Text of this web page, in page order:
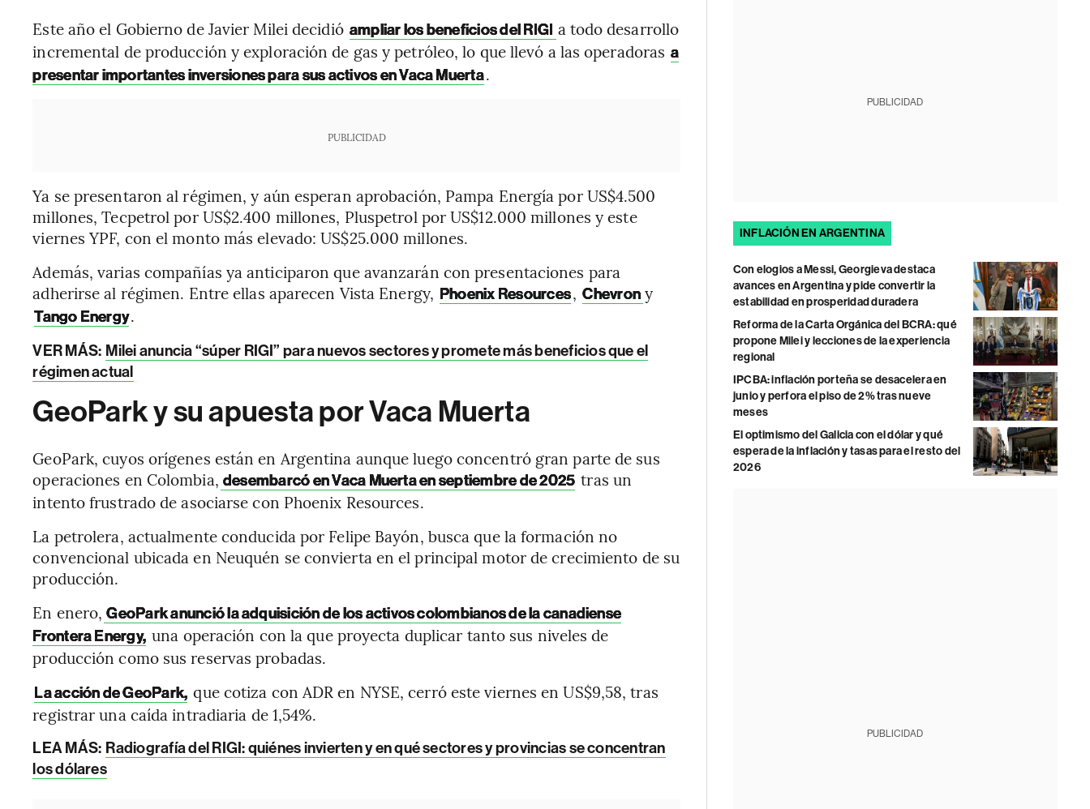
Este año el Gobierno de Javier Milei decidió ampliar los beneficios del RIGI a todo desarrollo
incremental de producción y exploración de gas y petróleo, lo que llevó a las operadoras a
presentar importantes inversiones para sus activos en Vaca Muerta.
PUBLICIDAD
Ya se presentaron al régimen, y aún esperan aprobación, Pampa Energía por US$4.500
millones, Tecpetrol por US$2.400 millones, Pluspetrol por US$12.000 millones y este
viernes YPF, con el monto más elevado: US$25.000 millones.
Además, varias compañías ya anticiparon que avanzarán con presentaciones para
adherirse al régimen. Entre ellas aparecen Vista Energy, Phoenix Resources, Chevron y
Tango Energy.
VER MÁS: Milei anuncia “súper RIGI” para nuevos sectores y promete más beneficios que el
régimen actual
GeoPark y su apuesta por Vaca Muerta
GeoPark, cuyos orígenes están en Argentina aunque luego concentró gran parte de sus
operaciones en Colombia, desembarcó en Vaca Muerta en septiembre de 2025 tras un
intento frustrado de asociarse con Phoenix Resources.
La petrolera, actualmente conducida por Felipe Bayón, busca que la formación no
convencional ubicada en Neuquén se convierta en el principal motor de crecimiento de su
producción.
En enero, GeoPark anunció la adquisición de los activos colombianos de la canadiense
Frontera Energy, una operación con la que proyecta duplicar tanto sus niveles de
producción como sus reservas probadas.
La acción de GeoPark, que cotiza con ADR en NYSE, cerró este viernes en US$9,58, tras
registrar una caída intradiaria de 1,54%.
LEA MÁS: Radiografía del RIGI: quiénes invierten y en qué sectores y provincias se concentran
los dólares
PUBLICIDAD
INFLACIÓN EN ARGENTINA
Con elogios a Messi, Georgieva destaca
avances en Argentina y pide convertir la
estabilidad en prosperidad duradera
Reforma de la Carta Orgánica del BCRA: qué
propone Milei y lecciones de la experiencia
regional
IPCBA: inflación porteña se desacelera en
junio y perfora el piso de 2% tras nueve
meses
El optimismo del Galicia con el dólar y qué
espera de la inflación y tasas para el resto del
2026
PUBLICIDAD